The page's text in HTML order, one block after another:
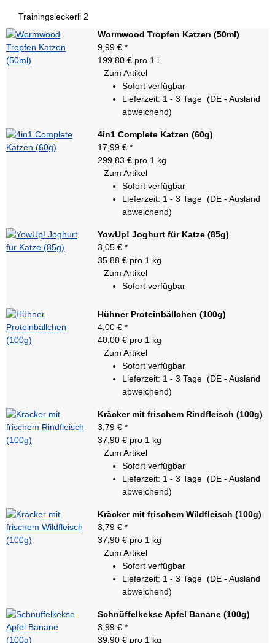
Trainingsleckerli 2
Wormwood Tropfen Katzen (50ml)
9,99 €*
199,80 € pro 1 l
Zum Artikel
Sofort verfügbar
Lieferzeit: 1 - 3 Tage(DE - Ausland
abweichend)
4in1 Complete Katzen (60g)
17,99 €*
299,83 € pro 1 kg
Zum Artikel
Sofort verfügbar
Lieferzeit: 1 - 3 Tage(DE - Ausland
abweichend)
YowUp! Joghurt für Katze (85g)
3,05 €*
35,88 € pro 1 kg
Zum Artikel
Sofort verfügbar
Hühner Proteinbällchen (100g)
4,00 €*
40,00 € pro 1 kg
Zum Artikel
Sofort verfügbar
Lieferzeit: 1 - 3 Tage(DE - Ausland
abweichend)
Kräcker mit frischem Rindfleisch (100g)
3,79 €*
37,90 € pro 1 kg
Zum Artikel
Sofort verfügbar
Lieferzeit: 1 - 3 Tage(DE - Ausland
abweichend)
Kräcker mit frischem Wildfleisch (100g)
3,79 €*
37,90 € pro 1 kg
Zum Artikel
Sofort verfügbar
Lieferzeit: 1 - 3 Tage(DE - Ausland
abweichend)
Schnüffelkekse Apfel Banane (100g)
3,99 €*
39,90 € pro 1 kg